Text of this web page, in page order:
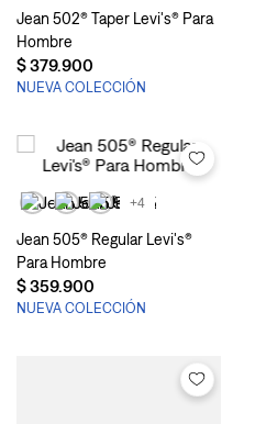
Jean 502® Taper Levi's® Para
Hombre
$379.900
NUEVA COLECCIÓN
+4
Jean 505® Regular Levi's®
Para Hombre
$359.900
NUEVA COLECCIÓN